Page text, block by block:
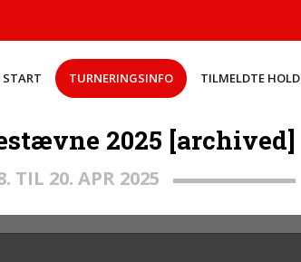
START TURNERINGSINFO TILMELDTE HOLD
2025 [archived]
TIL 20. APR 2025